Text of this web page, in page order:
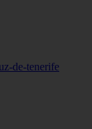
de-tenerife